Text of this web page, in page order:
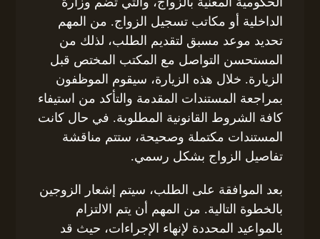
الداخلية أو مكاتب تسجيل الزواج. من المهم
تحديد موعد مسبق لتقديم الطلب، لذلك من
المستحسن التواصل مع المكتب المختص قبل
الزيارة. خلال هذه الزيارة، سيقوم الموظفون
بمراجعة المستندات المقدمة والتأكد من استيفاء
كافة الشروط القانونية المطلوبة. في حال كانت
المستندات مكتملة وصحيحة، ستتم مناقشة
تفاصيل الزواج بشكل رسمي.
بعد الموافقة على الطلب، سيتم إشعار الزوجين
بالخطوة التالية. من المهم أن يتم الالتزام
بالمواعيد المحددة لإنهاء الإجراءات، حيث قد